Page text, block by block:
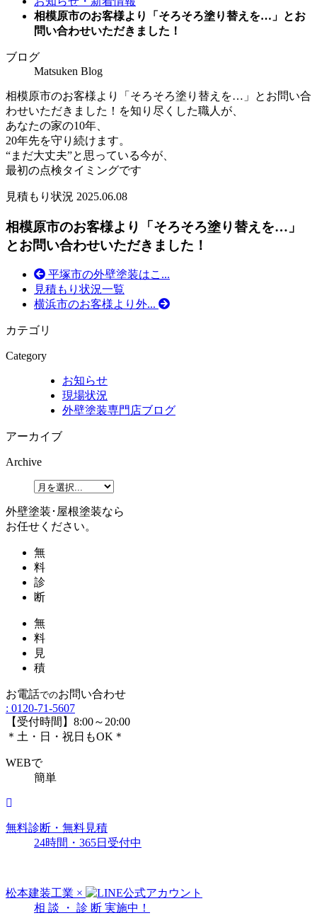
相模原市のお客様より「そろそろ塗り替えを…」とお
問い合わせいただきました！
ブログ
Matsuken Blog
相模原市のお客様より「そろそろ塗り替えを…」とお問い合
わせいただきました！を知り尽くした職人が、
あなたの家の10年、
20年先を守り続けます。
“まだ大丈夫”と思っている今が、
最初の点検タイミングです
見積もり状況 2025.06.08
相模原市のお客様より「そろそろ塗り替えを…」
とお問い合わせいただきました！
平塚市の外壁塗装はこ...
見積もり状況一覧
横浜市のお客様より外...
カテゴリ
Category
お知らせ
現場状況
外壁塗装専門店ブログ
アーカイブ
Archive
外壁塗装･屋根塗装なら
お任せください。
無
料
診
断
無
料
見
積
お電話でのお問い合わせ
: 0120-71-5607
【受付時間】8:00～20:00
＊土・日・祝日もOK＊
WEBで
簡単
無料診断・無料見積
24時間・365日受付中
松本建装工業 ×
相 談 ・ 診 断 実施中！